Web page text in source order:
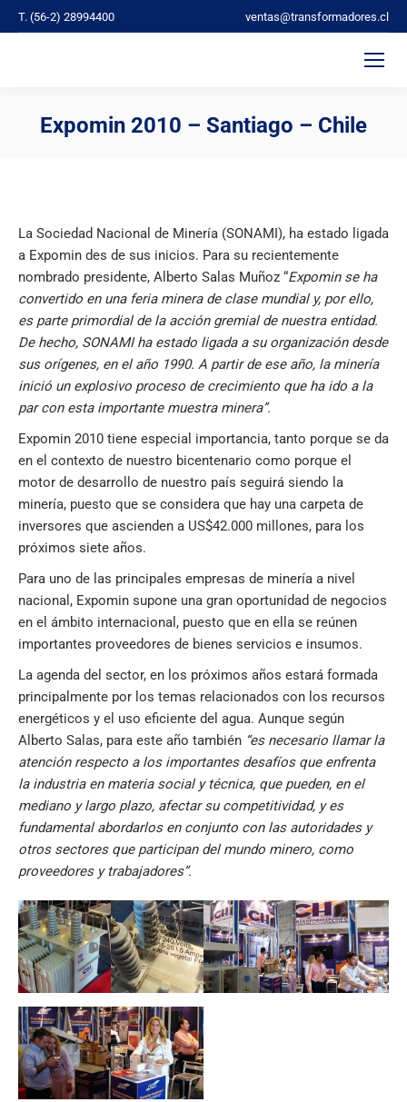
T. (56-2) 28994400 ventas@transformadores.cl
Expomin 2010 – Santiago – Chile
La Sociedad Nacional de Minería (SONAMI), ha estado ligada
a Expomin des de sus inicios. Para su recientemente
nombrado presidente, Alberto Salas Muñoz “Expomin se ha
convertido en una feria minera de clase mundial y, por ello,
es parte primordial de la acción gremial de nuestra entidad.
De hecho, SONAMI ha estado ligada a su organización desde
sus orígenes, en el año 1990. A partir de ese año, la minería
inició un explosivo proceso de crecimiento que ha ido a la
par con esta importante muestra minera”.
Expomin 2010 tiene especial importancia, tanto porque se da
en el contexto de nuestro bicentenario como porque el
motor de desarrollo de nuestro país seguirá siendo la
minería, puesto que se considera que hay una carpeta de
inversores que ascienden a US$42.000 millones, para los
próximos siete años.
Para uno de las principales empresas de minería a nivel
nacional, Expomin supone una gran oportunidad de negocios
en el ámbito internacional, puesto que en ella se reúnen
importantes proveedores de bienes servicios e insumos.
La agenda del sector, en los próximos años estará formada
principalmente por los temas relacionados con los recursos
energéticos y el uso eficiente del agua. Aunque según
Alberto Salas, para este año también “es necesario llamar la
atención respecto a los importantes desafíos que enfrenta
la industria en materia social y técnica, que pueden, en el
mediano y largo plazo, afectar su competitividad, y es
fundamental abordarlos en conjunto con las autoridades y
otros sectores que participan del mundo minero, como
proveedores y trabajadores”.